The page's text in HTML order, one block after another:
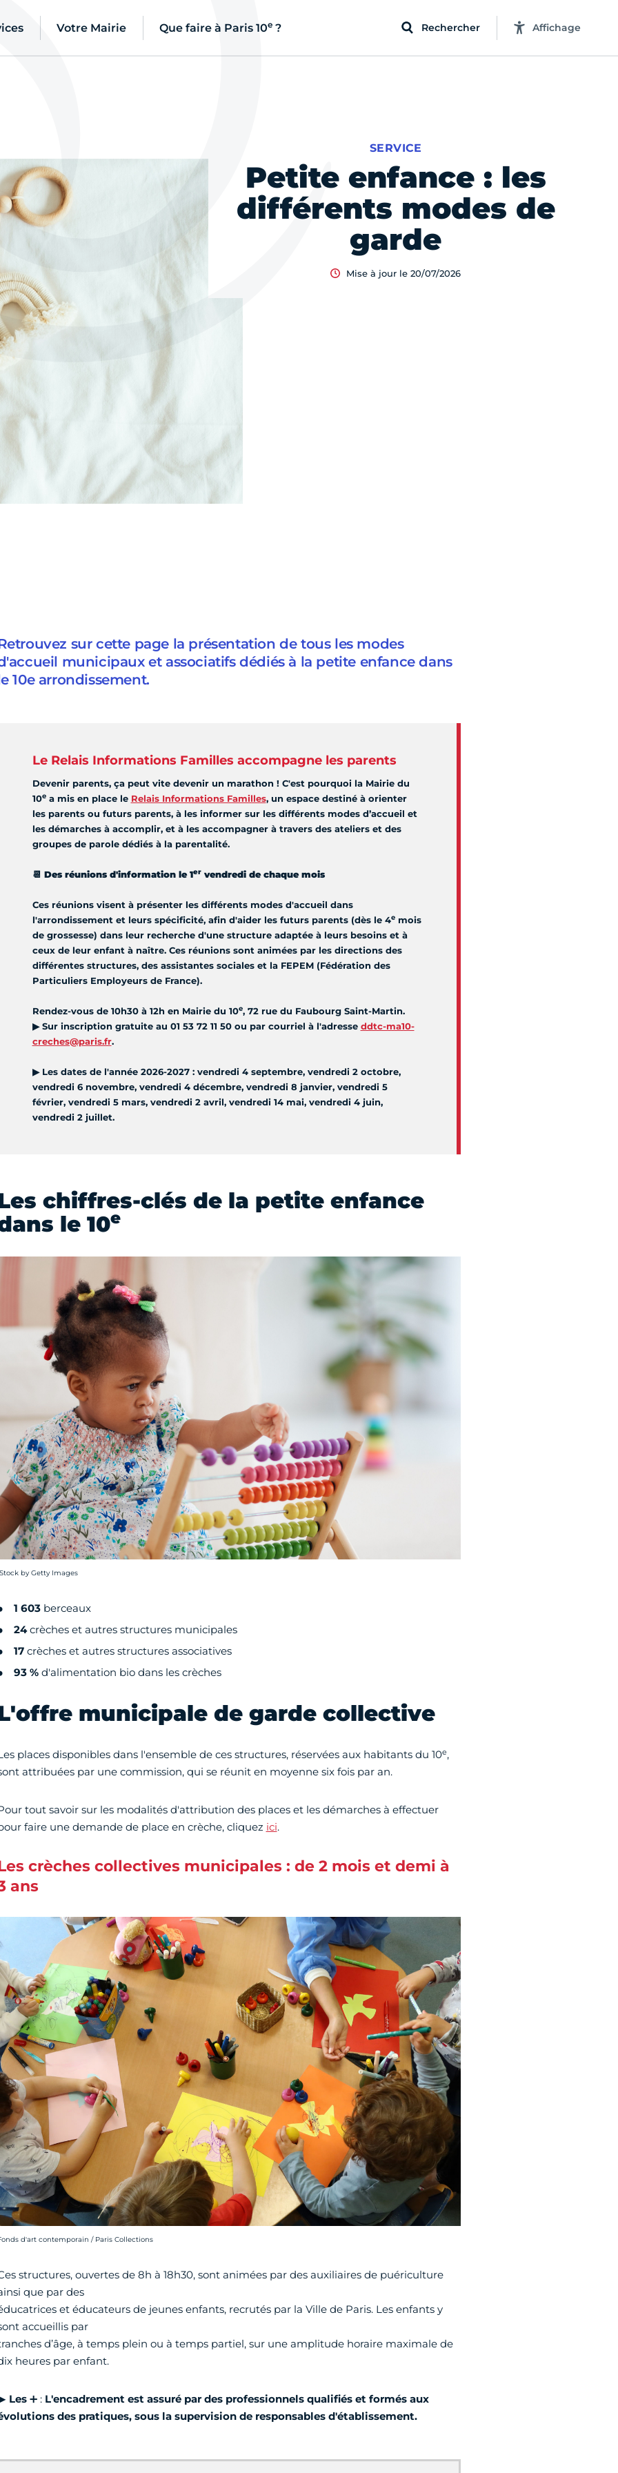
Votre Mairie Que faire à Paris 10e ? Rechercher Affichage
Petite enfance : les
différents modes de
garde
SERVICE
Mise à jour le 20/07/2026
sur cette page la présentation de tous les modes
municipaux et associatifs dédiés à la petite enfance dans
10e arrondissement.
Le Relais Informations Familles accompagne les parents
Devenir parents, ça peut vite devenir un marathon ! C'est pourquoi la Mairie du
10ea mis en place le Relais Informations Familles, un espace destiné à orienter
les parents ou futurs parents, à les informer sur les différents modes d’accueil et
les démarches à accomplir, et à les accompagner à travers des ateliers et des
groupes de parole dédiés à la parentalité.
📆 Des réunions d'information le 1ervendredi de chaque mois
Ces réunions visent à présenter les différents modes d'accueil dans
l'arrondissement et leurs spécificité, afin d'aider les futurs parents (dès le 4emois
de grossesse) dans leur recherche d'une structure adaptée à leurs besoins et à
ceux de leur enfant à naître. Ces réunions sont animées par les directions des
différentes structures, des assistantes sociales et la FEPEM (Fédération des
Particuliers Employeurs de France).
Rendez-vous de 10h30 à 12h en Mairie du 10e, 72 rue du Faubourg Saint-Martin.
▶Sur inscription gratuite au 01 53 72 11 50 ou par courriel à l'adresse ddtc-ma10-
creches@paris.fr.
▶ Les dates de l'année 2026-2027 : vendredi 4 septembre, vendredi 2 octobre,
vendredi 6 novembre, vendredi 4 décembre, vendredi 8 janvier, vendredi 5
février, vendredi 5 mars, vendredi 2 avril, vendredi 14 mai, vendredi 4 juin,
vendredi 2 juillet.
chiffres-clés de la petite enfance
le 10e
photo :
by Getty Images
1 603berceaux
24crèches et autres structures municipales
17crèches et autres structures associatives
93 %d'alimentation bio dans les crèches
municipale de garde collective
places disponibles dans l'ensemble de ces structures, réservées aux habitants du 10e,
attribuées par une commission, qui se réunit en moyenne six fois par an.
tout savoir sur les modalités d'attribution des places et les démarches à effectuer
faire une demande de place en crèche, cliquez ici.
crèches collectives municipales : de 2 mois et demi à
ans
photo :
d'art contemporain / Paris Collections
structures, ouvertes de 8h à 18h30, sont animées par des auxiliaires de puériculture
que par des
et éducateurs de jeunes enfants, recrutés par la Ville de Paris. Les enfants y
accueillis par
d’âge, à temps plein ou à temps partiel, sur une amplitude horaire maximale de
heures par enfant.
Les➕ : L'encadrement est assuré par des professionnels qualifiés et formés aux
des pratiques, sous la supervision de responsables d'établissement.